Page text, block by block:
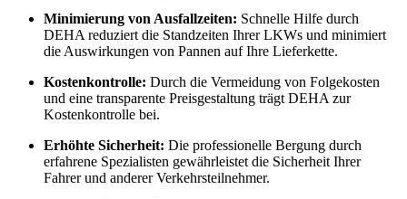
Minimierung von Ausfallzeiten: Schnelle Hilfe durch
DEHA reduziert die Standzeiten Ihrer LKWs und minimiert
die Auswirkungen von Pannen auf Ihre Lieferkette.
Kostenkontrolle: Durch die Vermeidung von Folgekosten
und eine transparente Preisgestaltung trägt DEHA zur
Kostenkontrolle bei.
Erhöhte Sicherheit: Die professionelle Bergung durch
erfahrene Spezialisten gewährleistet die Sicherheit Ihrer
Fahrer und anderer Verkehrsteilnehmer.